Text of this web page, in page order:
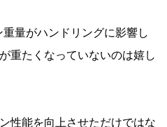
量がハンドリングに影響し
重たくなっていないのは嬉し
性能を向上させただけではな